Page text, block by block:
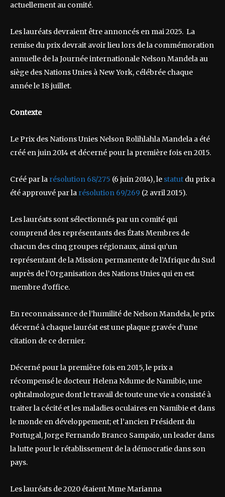
actuellement au comité.
Les lauréats devraient être annoncés en mai 2025. La
remise du prix devrait avoir lieu lors de la commémoration
annuelle de la Journée internationale Nelson Mandela au
siège des Nations Unies à New York, célébrée chaque
année le 18 juillet.
Contexte
Le Prix des Nations Unies Nelson Rolihlahla Mandela a été
créé en juin 2014 et décerné pour la première fois en 2015.
Créé par la résolution 68/275 (6 juin 2014), le statut du prix a
été approuvé par la résolution 69/269 (2 avril 2015).
Les lauréats sont sélectionnés par un comité qui
comprend des représentants des États Membres de
chacun des cinq groupes régionaux, ainsi qu’un
représentant de la Mission permanente de l’Afrique du Sud
auprès de l’Organisation des Nations Unies qui en est
membre d’office.
En reconnaissance de l’humilité de Nelson Mandela, le prix
décerné à chaque lauréat est une plaque gravée d’une
citation de ce dernier.
Décerné pour la première fois en 2015, le prix a
récompensé le docteur Helena Ndume de Namibie, une
ophtalmologue dont le travail de toute une vie a consisté à
traiter la cécité et les maladies oculaires en Namibie et dans
le monde en développement; et l’ancien Président du
Portugal, Jorge Fernando Branco Sampaio, un leader dans
la lutte pour le rétablissement de la démocratie dans son
pays.
Les lauréats de 2020 étaient Mme Marianna